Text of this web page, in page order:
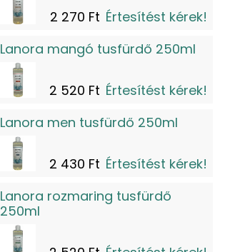
2 270 Ft Értesítést kérek!
Lanora mangó tusfürdő 250ml
2 520 Ft Értesítést kérek!
Lanora men tusfürdő 250ml
2 430 Ft Értesítést kérek!
Lanora rozmaring tusfürdő
250ml